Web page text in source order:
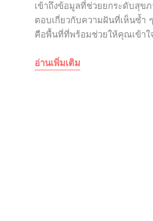
เข้าถึงข้อมูลที่ช่วยยกระดับสุข
ตอบเกี่ยวกับความฝันที่เห็นซ้ำ
คือพื้นที่ที่พร้อมช่วยให้คุณเข้า
อ่านเพิ่มเติม